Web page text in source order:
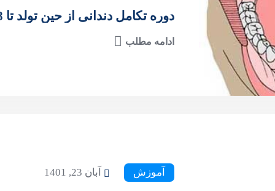
دوره تکامل دندانی از حین تولد تا 18 سالگی
ادامه مطلب
آموزش آبان 23, 1401